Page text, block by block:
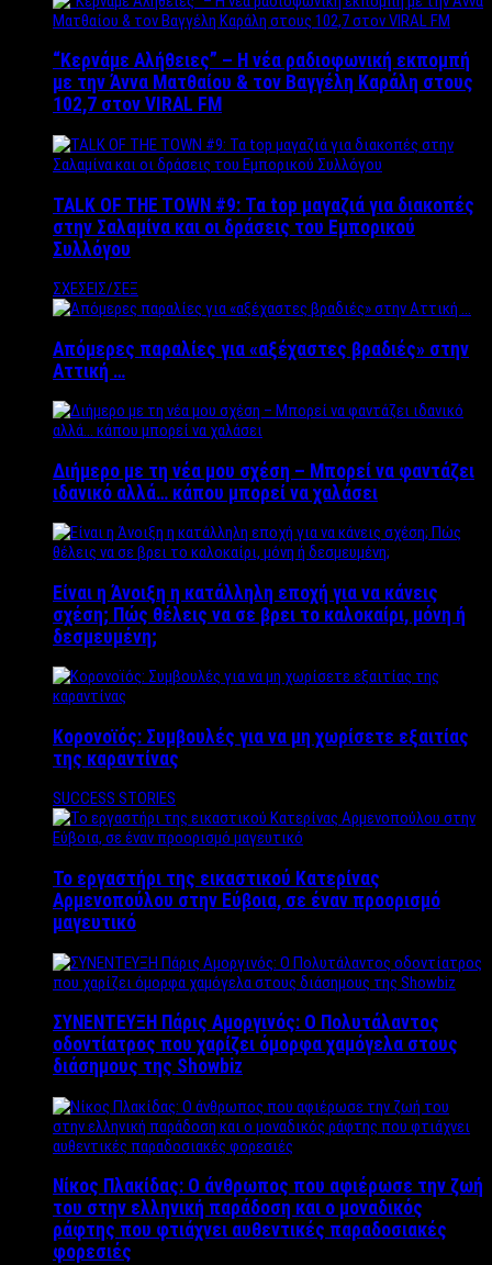
“Kερνάμε Αλήθειες” – Η νέα ραδιοφωνική εκπομπή
με την Άννα Ματθαίου & τον Βαγγέλη Καράλη στους
102,7 στον VIRAL FM
TALK OF THE TOWN #9: Τα top μαγαζιά για διακοπές
στην Σαλαμίνα και οι δράσεις του Εμπορικού
Συλλόγου
ΣΧΕΣΕΙΣ/ΣΕΞ
Απόμερες παραλίες για «αξέχαστες βραδιές» στην
Αττική …
Διήμερο με τη νέα μου σχέση – Μπορεί να φαντάζει
ιδανικό αλλά… κάπου μπορεί να χαλάσει
Είναι η Άνοιξη η κατάλληλη εποχή για να κάνεις
σχέση; Πώς θέλεις να σε βρει το καλοκαίρι, μόνη ή
δεσμευμένη;
Κορονοϊός: Συμβουλές για να μη χωρίσετε εξαιτίας
της καραντίνας
SUCCESS STORIES
Το εργαστήρι της εικαστικού Κατερίνας
Αρμενοπούλου στην Εύβοια, σε έναν προορισμό
μαγευτικό
ΣΥΝΕΝΤΕΥΞΗ Πάρις Αμοργινός: O Πολυτάλαντος
οδοντίατρος που χαρίζει όμορφα χαμόγελα στους
διάσημους της Showbiz
Νίκος Πλακίδας: O άνθρωπος που αφιέρωσε την ζωή
του στην ελληνική παράδοση και ο μοναδικός
ράφτης που φτιάχνει αυθεντικές παραδοσιακές
φορεσιές